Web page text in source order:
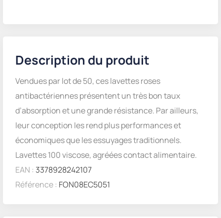
Description du produit
Vendues par lot de 50, ces lavettes roses
antibactériennes présentent un très bon taux
d’absorption et une grande résistance. Par ailleurs,
leur conception les rend plus performances et
économiques que les essuyages traditionnels.
Lavettes 100 viscose, agréées contact alimentaire.
EAN : 3378928242107
Référence : FON08EC5051